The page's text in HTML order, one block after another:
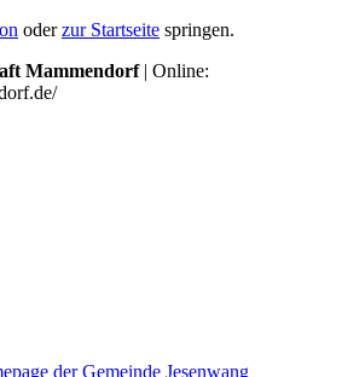
oderzur Startseite springen.
Mammendorf| Online: